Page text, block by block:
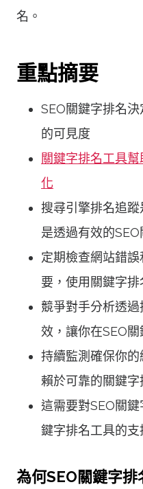
名。
重點摘要
SEO關鍵字排名
的可見度
關鍵字排名工具
化
搜尋引擎排名追
是透過有效的
定期檢查網站錯
要，使用關鍵字
競爭對手分析透
效，讓你在SEO
持續監測確保你
賴於可靠的關鍵字
這需要對SEO關
鍵字排名工具的支
為何SEO關鍵字